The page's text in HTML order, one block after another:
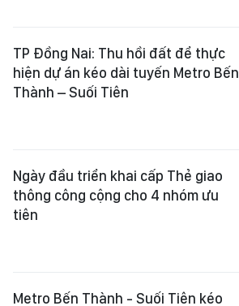
TP Đồng Nai: Thu hồi đất để thực
hiện dự án kéo dài tuyến Metro Bến
Thành – Suối Tiên
Ngày đầu triển khai cấp Thẻ giao
thông công cộng cho 4 nhóm ưu
tiên
Metro Bến Thành - Suối Tiên kéo